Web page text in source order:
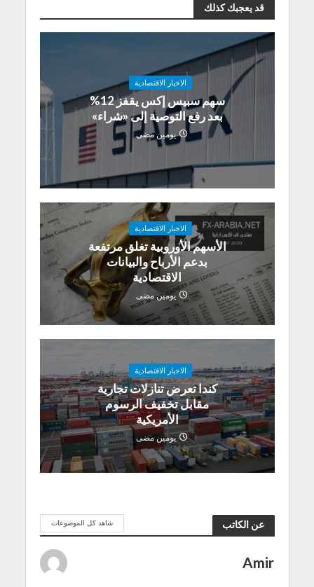
قد يعجبك كذلك
الاخبار الاقتصادية
سهم سبيس إكس يقفز 12%
بعد رفع التوصية إلى «شراء»
يومين مضى
الاخبار الاقتصادية
الأسهم الأوروبية تغلق مرتفعة
بدعم الأرباح والبيانات
الاقتصادية
يومين مضى
الاخبار الاقتصادية
كندا تعرض تنازلات تجارية
مقابل تخفيف الرسوم
الأمريكية
يومين مضى
عن الكاتب شاهد كل الموضوعات
Amir